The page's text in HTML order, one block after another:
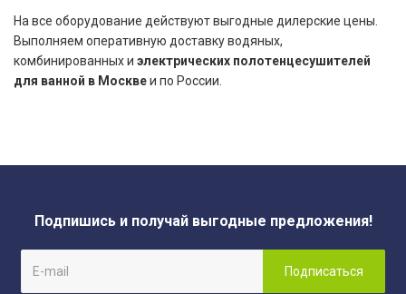
На все оборудование действуют выгодные дилерские цены.
Выполняем оперативную доставку водяных,
комбинированных и электрических полотенцесушителей
для ванной в Москвеи по России.
Подпишись и получай выгодные предложения!